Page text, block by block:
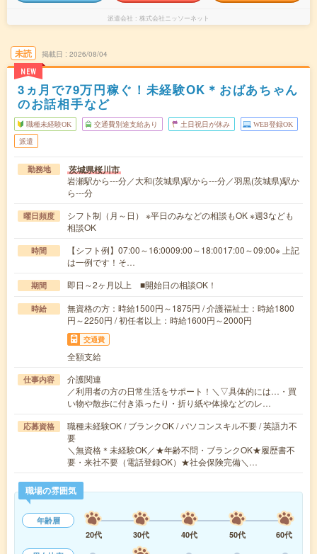
派遣会社 株式会社ニッソーネット
未読
NEW
掲載日 2026/08/04
3ヵ月で79万円稼ぐ！未経験OK＊おばあちゃん
のお話相手など
職種未経験OK 交通費別途支給あり 土日祝日が休み WEB登録OK
派遣
勤務地 茨城県桜川市
岩瀬駅から---分／大和(茨城県)駅から---分／羽黒(茨城県)駅か
ら---分
曜日頻度
シフト制（月～日） ※平日のみなどの相談もOK ※週3なども
相談OK
時間
【シフト例】07:00～16:0009:00～18:0017:00～09:00※ 上記
は一例です！そ…
期間 即日～2ヶ月以上 ■開始日の相談OK！
時給
無資格の方：時給1500円～1875円 / 介護福祉士：時給1800
円～2250円 / 初任者以上：時給1600円～2000円
交通費
全額支給
仕事内容
介護関連
／利用者の方の日常生活をサポート！＼▽具体的には…・買
い物や散歩に付き添ったり・折り紙や体操などのレ…
応募資格
職種未経験OK / ブランクOK / パソコンスキル不要 / 英語力不
要
＼無資格＊未経験OK／★年齢不問・ブランクOK★履歴書不
要・来社不要（電話登録OK）★社会保険完備＼…
職場の雰囲気
年齢層
20代
30代 40代 50代
60代